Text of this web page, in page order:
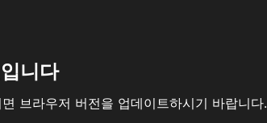
니다
브라우저 버전을 업데이트하시기 바랍니다.